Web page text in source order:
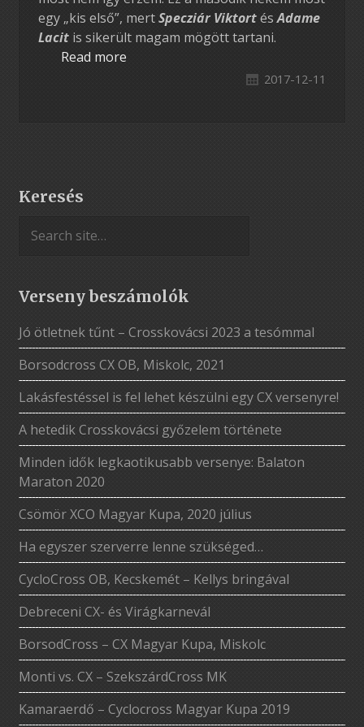
egy „kis első”, mertSpecziár ViktortésAdame
Lacitis sikerült magam mögött tartani.
Read more
2017-12-11
Keresés
Verseny beszámolók
Jó ötletnek tűnt – Crosskovácsi 2023 a tesómmal
Borsodcross CX OB, Miskolc, 2021
Lakásfestéssel is fel lehet készülni egy CX versenyre!
A hetedik Crosskovácsi győzelem története
Minden idők legkaotikusabb versenye: Balaton
Maraton 2020
Csömör XCO Magyar Kupa, 2020 július
Ha egyszer szerverre lenne szükséged…
CycloCross OB, Kecskemét – Kellys bringával
Debreceni CX- és Virágkarnevál
BorsodCross – CX Magyar Kupa, Miskolc
Monti vs. CX – SzekszárdCross MK
Kamaraerdő – Cyclocross Magyar Kupa 2019